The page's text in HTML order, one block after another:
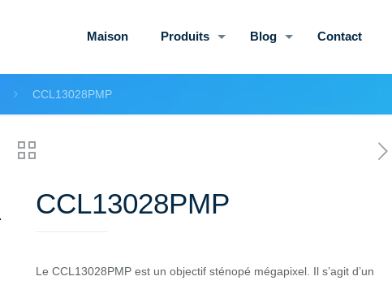
Maison Produits Blog Contact
CCL13028PMP
CCL13028PMP
Le CCL13028PMP est un objectif sténopé mégapixel. Il s’agit d’un